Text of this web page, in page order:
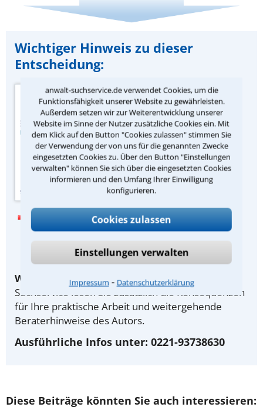
anwalt-suchservice.de verwendet Cookies, um die
Funktionsfähigkeit unserer Website zu gewährleisten.
Außerdem setzen wir zur Weiterentwicklung unserer
Website im Sinne der Nutzer zusätzliche Cookies ein. Mit
dem Klick auf den Button "Cookies zulassen" stimmen Sie
der Verwendung der von uns für die genannten Zwecke
eingesetzten Cookies zu. Über den Button "Einstellungen
verwalten" können Sie sich über die eingesetzten Cookies
informieren und den Umfang Ihrer Einwilligung
konfigurieren.
Cookies zulassen
Einstellungen verwalten
Impressum ⁃ Datenschutzerklärung
Wichtiger Hinweis zu dieser
Entscheidung:
Quelle der
Urteilszusammenfassung:
Zeitschrift „Familien-
Rechtsberater“ des
juristischen Fachverlags Dr.
Otto Schmidt, Köln.
Lesen Sie hier ein Beispiel mit
Konsequenzen für die Praxis und
Beraterhinweis
Wichtiger Hinweis: Als Teilnehmer des Anwalt-
Suchservice lesen Sie zusätzlich die Konsequenzen
für Ihre praktische Arbeit und weitergehende
Beraterhinweise des Autors.
Ausführliche Infos unter: 0221-93738630
Diese Beiträge könnten Sie auch interessieren: